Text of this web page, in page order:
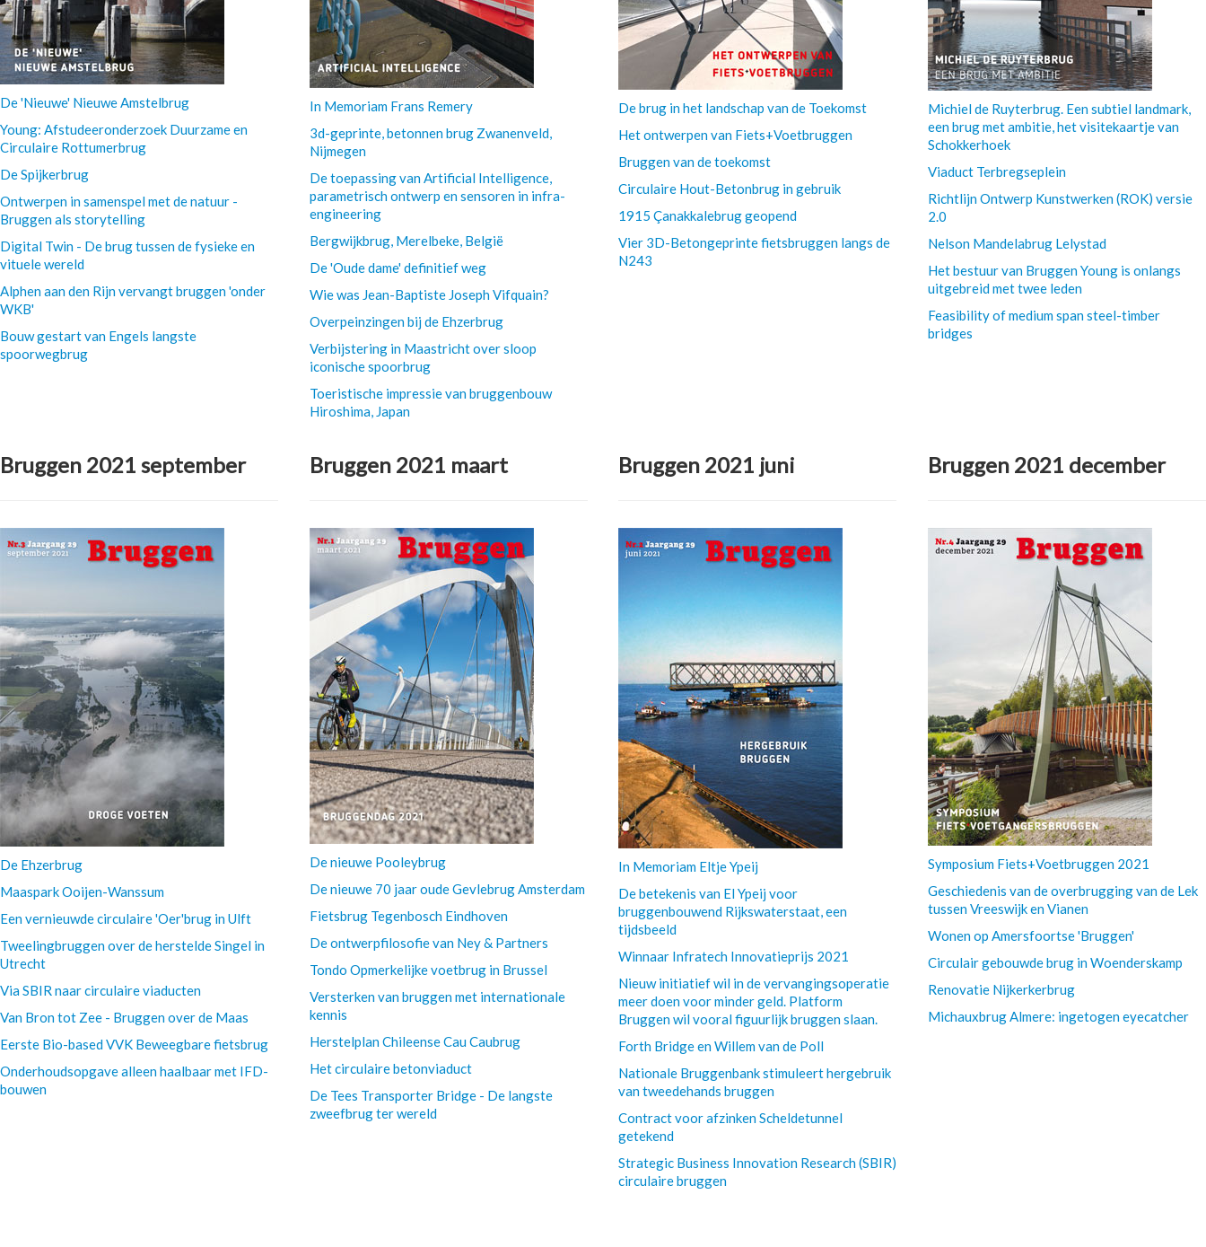
De 'Nieuwe' Nieuwe Amstelbrug
Young: Afstudeeronderzoek Duurzame en
Circulaire Rottumerbrug
De Spijkerbrug
Ontwerpen in samenspel met de natuur -
Bruggen als storytelling
Digital Twin - De brug tussen de fysieke en
vituele wereld
Alphen aan den Rijn vervangt bruggen 'onder
WKB'
Bouw gestart van Engels langste
spoorwegbrug
In Memoriam Frans Remery
3d-geprinte, betonnen brug Zwanenveld,
Nijmegen
De toepassing van Artificial Intelligence,
parametrisch ontwerp en sensoren in infra-
engineering
Bergwijkbrug, Merelbeke, België
De 'Oude dame' definitief weg
Wie was Jean-Baptiste Joseph Vifquain?
Overpeinzingen bij de Ehzerbrug
Verbijstering in Maastricht over sloop
iconische spoorbrug
Toeristische impressie van bruggenbouw
Hiroshima, Japan
De brug in het landschap van de Toekomst
Het ontwerpen van Fiets+Voetbruggen
Bruggen van de toekomst
Circulaire Hout-Betonbrug in gebruik
1915 Çanakkalebrug geopend
Vier 3D-Betongeprinte fietsbruggen langs de
N243
Michiel de Ruyterbrug. Een subtiel landmark,
een brug met ambitie, het visitekaartje van
Schokkerhoek
Viaduct Terbregseplein
Richtlijn Ontwerp Kunstwerken (ROK) versie
2.0
Nelson Mandelabrug Lelystad
Het bestuur van Bruggen Young is onlangs
uitgebreid met twee leden
Feasibility of medium span steel-timber
bridges
Bruggen 2021 september
De Ehzerbrug
Maaspark Ooijen-Wanssum
Een vernieuwde circulaire 'Oer'brug in Ulft
Tweelingbruggen over de herstelde Singel in
Utrecht
Via SBIR naar circulaire viaducten
Van Bron tot Zee - Bruggen over de Maas
Eerste Bio-based VVK Beweegbare fietsbrug
Onderhoudsopgave alleen haalbaar met IFD-
bouwen
Bruggen 2021 maart
De nieuwe Pooleybrug
De nieuwe 70 jaar oude Gevlebrug Amsterdam
Fietsbrug Tegenbosch Eindhoven
De ontwerpfilosofie van Ney & Partners
Tondo Opmerkelijke voetbrug in Brussel
Versterken van bruggen met internationale
kennis
Herstelplan Chileense Cau Caubrug
Het circulaire betonviaduct
De Tees Transporter Bridge - De langste
zweefbrug ter wereld
Bruggen 2021 juni
In Memoriam Eltje Ypeij
De betekenis van El Ypeij voor
bruggenbouwend Rijkswaterstaat, een
tijdsbeeld
Winnaar Infratech Innovatieprijs 2021
Nieuw initiatief wil in de vervangingsoperatie
meer doen voor minder geld. Platform
Bruggen wil vooral figuurlijk bruggen slaan.
Forth Bridge en Willem van de Poll
Nationale Bruggenbank stimuleert hergebruik
van tweedehands bruggen
Contract voor afzinken Scheldetunnel
getekend
Strategic Business Innovation Research (SBIR)
circulaire bruggen
Bruggen 2021 december
Symposium Fiets+Voetbruggen 2021
Geschiedenis van de overbrugging van de Lek
tussen Vreeswijk en Vianen
Wonen op Amersfoortse 'Bruggen'
Circulair gebouwde brug in Woenderskamp
Renovatie Nijkerkerbrug
Michauxbrug Almere: ingetogen eyecatcher